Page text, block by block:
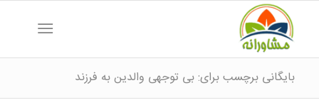
بایگانی برچسب برای: بی توجهی والدین به فرزند